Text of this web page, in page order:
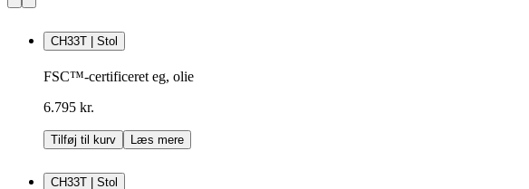
CH33T | Stol
FSC™-certificeret eg, olie
6.795 kr.
Tilføj til kurv Læs mere
CH33T | Stol